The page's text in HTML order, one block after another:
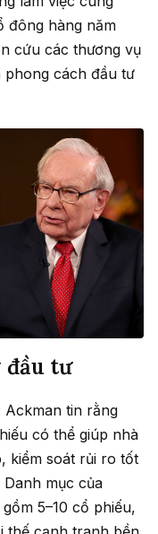
đông hàng năm
cứu các thương vụ
cách đầu tư
đầu tư
Ackman tin rằng
có thể giúp nhà
kiểm soát rủi ro tốt
mục của
5–10 cổ phiếu,